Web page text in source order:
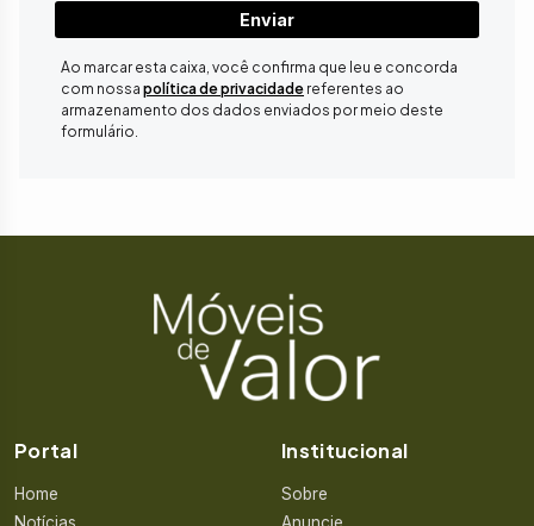
Enviar
Ao marcar esta caixa, você confirma que leu e concorda
com nossa política de privacidade referentes ao
armazenamento dos dados enviados por meio deste
formulário.
Portal
Home
Institucional
Sobre